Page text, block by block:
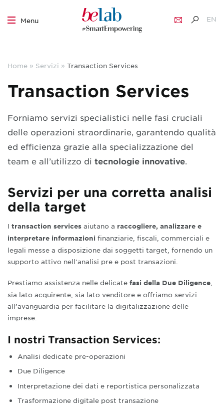
content
Menu
EN
Home » Servizi » Transaction Services
Transaction Services
Forniamo servizi specialistici nelle fasi cruciali
delle operazioni straordinarie, garantendo qualità
ed efficienza grazie alla specializzazione del
team e all’utilizzo di tecnologie innovative.
Servizi per una corretta analisi
della target
I transaction services aiutano a raccogliere, analizzare e
interpretare informazioni finanziarie, fiscali, commerciali e
legali messe a disposizione dai soggetti target, fornendo un
supporto attivo nell’analisi pre e post transazioni.
Prestiamo assistenza nelle delicate fasi della Due Diligence
sia lato acquirente, sia lato venditore e offriamo servizi
all’avanguardia per facilitare la digitalizzazione delle
imprese.
I nostri Transaction Services:
Analisi dedicate pre-operazioni
Due Diligence
Interpretazione dei dati e reportistica personalizzata
Trasformazione digitale post transazione